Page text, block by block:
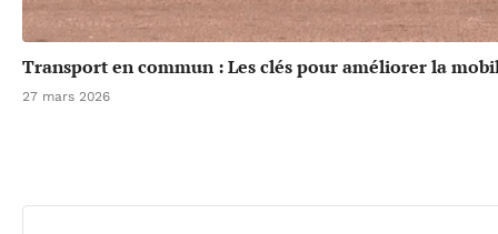
Transport en commun : Les clés pour améliorer la
27 mars 2026